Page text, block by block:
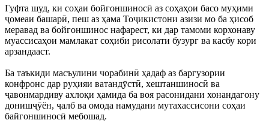
Гуфта шуд, ки соҳаи бойгоншиносӣ аз соҳаҳои басо муҳими
ҷомеаи башарӣ, пеш аз ҳама Тоҷикистони азизи мо ба ҳисоб
меравад ва бойгоншинос нафарест, ки дар тамоми корхонаву
муассисаҳои мамлакат соҳиби рисолати бузург ва касбу кори
арзандааст.
Ба таъкиди масъулини чорабинӣ ҳадаф аз баргузории
конфронс дар руҳияи ватандӯстӣ, хештаншиносӣ ва
ҷавонмардиву ахлоқи ҳамида ба воя расонидани хонандагону
донишҷӯён, ҷалб ва омода намудани мутахассисони соҳаи
байгоншиносӣ мебошад.